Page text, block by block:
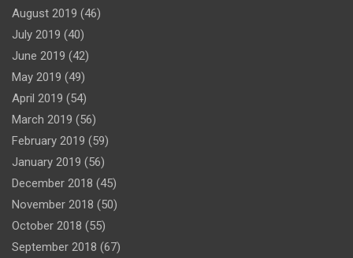
August 2019 (46)
July 2019 (40)
June 2019 (42)
May 2019 (49)
April 2019 (54)
March 2019 (56)
February 2019 (59)
January 2019 (56)
December 2018 (45)
November 2018 (50)
October 2018 (55)
September 2018 (67)